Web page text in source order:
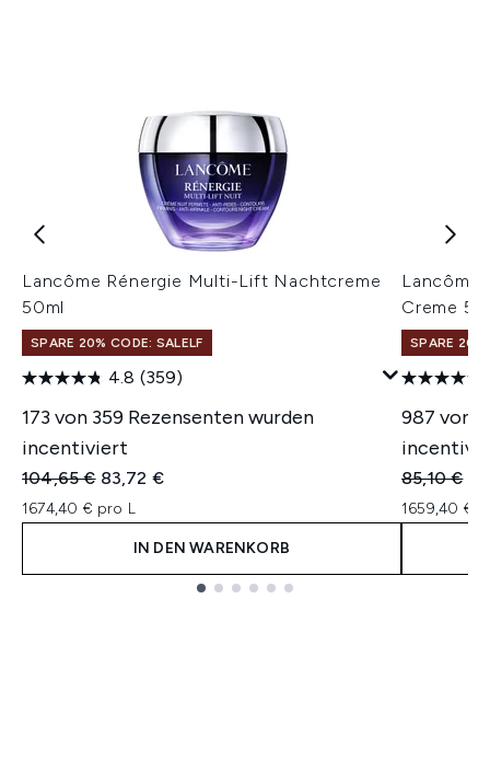
Lancôme Rénergie Multi-Lift Nachtcreme
50ml
SPARE 20% CODE: SALELF
4.8 (359)
173 von 359 Rezensenten wurden
incentiviert
Unverbindliche Preisempfehlung:
104,65 € Aktueller Preis:
83,72 €
1674,40 € pro L
IN DEN WARENKORB
Lancôme
Creme
SPARE 20%
987 von
85,10 €
1659,40 €